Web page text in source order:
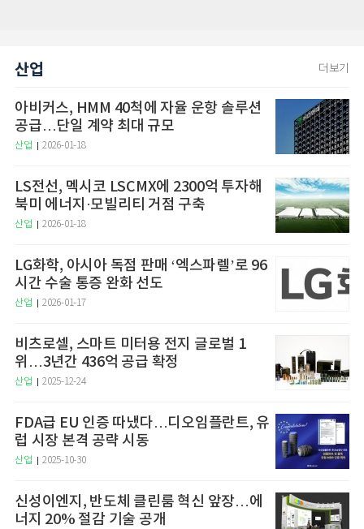
산업 더보기
아비커스, HMM 40척에 자율 운항 솔루션
공급…단일 계약 최대 규모
산업 2026-01-18
LS전선, 멕시코 LSCMX에 2300억 투자해
북미 에너지·모빌리티 거점 구축
산업 2026-01-18
LG화학, 아시아 독점 판매 ‘엑스파렐’로 96
시간 수술 통증 완화 선도
산업 2026-01-17
비츠로셀, 스마트 미터용 전지 글로벌 1
위…3년간 436억 공급 확정
산업 2025-12-24
FDA급 EU 인증 따냈다…디오임플란트, 유
럽 시장 본격 공략 시동
산업 2025-10-30
신성이엔지, 반도체 클린룸 혁신 앞장…에
너지 20% 절감 기술 공개